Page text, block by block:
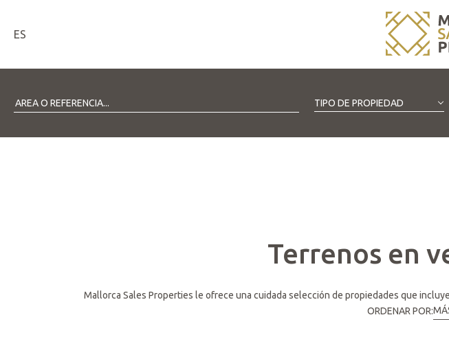
ES
TIPO DE PROPIEDAD
Terrenos en
Mallorca Sales Properties le ofrece una cuidada selección de propiedades que
ORDENAR POR: